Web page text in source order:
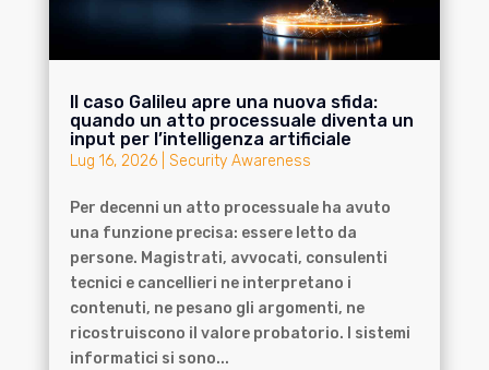
Il caso Galileu apre una nuova sfida:
quando un atto processuale diventa un
input per l’intelligenza artificiale
Lug 16, 2026| Security Awareness
Per decenni un atto processuale ha avuto
una funzione precisa: essere letto da
persone. Magistrati, avvocati, consulenti
tecnici e cancellieri ne interpretano i
contenuti, ne pesano gli argomenti, ne
ricostruiscono il valore probatorio. I sistemi
informatici si sono...